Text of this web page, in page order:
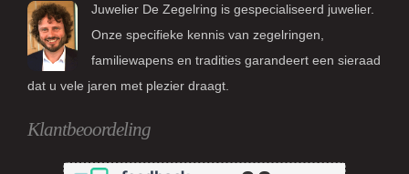
Juwelier De Zegelring is gespecialiseerd juwelier.
Onze specifieke kennis van zegelringen,
familiewapens en tradities garandeert een sieraad
dat u vele jaren met plezier draagt.
Klantbeoordeling